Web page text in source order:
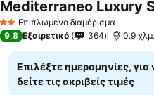
2 ΑστέριαΕπιπλωμένο διαμέρισμα
Mediterraneo Luxury
9,8 Εξαιρετικό 364 0.9
Επιλέξτε ημερομηνίες, για
δείτε τις ακριβείς τιμές